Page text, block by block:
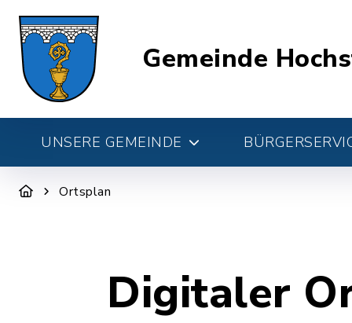
Gemeinde
UNSERE GEMEINDE
Ortsplan
Digitaler